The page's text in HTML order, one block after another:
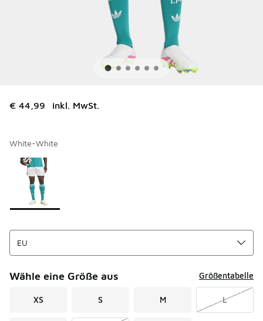
€ 44,99 inkl. MwSt.
White-White
Seite 1 von 1 zeigt die Farben 1 bis 1 von 1 an.
Bitte wählen Sie einen Stil aus
Wähle eine Größe aus Größentabelle
XS S M L